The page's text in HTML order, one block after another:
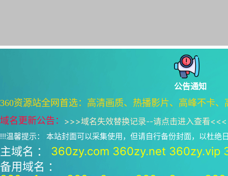
公告通知
360资源站全网首选：高清画质、热播影片、高峰不卡
域名更新公告： >>>域名失效替换记录--请点击进入查看<<<
!!!温馨提示： 本站封面可以采集使用，但请自行备份封面，以杜绝
主域名 ： 360zy.com 360zy.net 360zy.vip
备用域名 ：